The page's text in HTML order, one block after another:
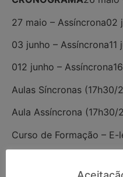
27 maio – Assíncrona02
03 junho – Assíncrona11
012 junho – Assíncrona
Aulas Síncronas (17h30/
Aula Assíncrona (17h30/
Curso de Formação – E-